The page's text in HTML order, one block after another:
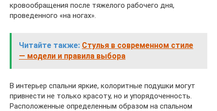
кровообращения после тяжелого рабочего дня,
проведенного «на ногах».
Читайте также: Стулья в современном стиле
— модели и правила выбора
В интерьер спальни яркие, колоритные подушки могут
привнести не только красоту, но и упорядоченность.
Расположенные определенным образом на спальном